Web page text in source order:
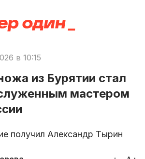
в 10:15
из Бурятии стал
мастером
получил Александр Тырин